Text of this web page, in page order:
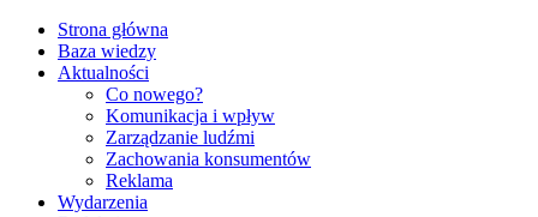
Strona główna
Baza wiedzy
Aktualności
Co nowego?
Komunikacja i wpływ
Zarządzanie ludźmi
Zachowania konsumentów
Reklama
Wydarzenia